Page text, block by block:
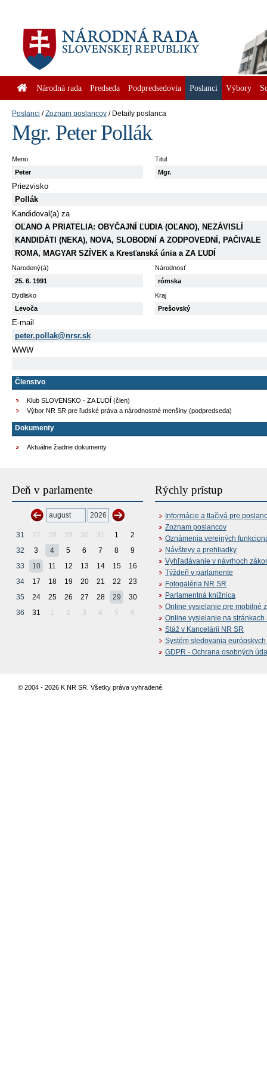
Národná rada Predseda Podpredsedovia Poslanci Výbory
Poslanci Zoznam poslancov Detaily poslanca
Mgr. Peter Pollák
Meno
Peter
Titul
Mgr.
Priezvisko
Pollák
Kandidoval(a) za
OĽANO A PRIATELIA: OBYČAJNÍ ĽUDIA (OĽANO), NEZÁVISLÍ
KANDIDÁTI (NEKA), NOVA, SLOBODNÍ A ZODPOVEDNÍ, PAČIVALE
ROMA, MAGYAR SZÍVEK a Kresťanská únia a ZA ĽUDÍ
Narodený(á)
25. 6. 1991
Národnosť
rómska
Bydlisko
Levoča
Kraj
Prešovský
E-mail
peter.pollak@nrsr.sk
WWW
Členstvo
Klub SLOVENSKO - ZA ĽUDÍ (člen)
Výbor NR SR pre ľudské práva a národnostné menšiny (podpredseda)
Dokumenty
Aktuálne žiadne dokumenty
Deň v parlamente
31 27 28 29 30 31 1
2
32
3 4 5 6 7 8
9
33
10 11 12 13 14 15
16
34
17 18 19 20 21 22
23
35
24 25 26 27 28 29
30
36
31 1 2 3 4 5 6
Rýchly prístup
Informácie a tlačivá pre
Zoznam poslancov
Oznámenia verejných
Návštevy a prehliadky
Vyhľadávanie v návrhoch
Týždeň v parlamente
Fotogaléria NR SR
Parlamentná knižnica
Online vysielanie pre mobilné
Online vysielanie na stránkach
Stáž v Kancelárii NR SR
Systém sledovania
GDPR - Ochrana osobných
© 2004 - 2026 K NR SR. Všetky práva vyhradené.